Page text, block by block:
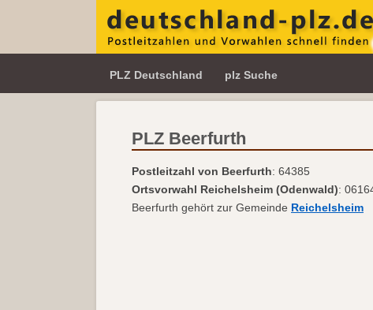
PLZ Deutschland plz Suche
PLZ Beerfurth
Postleitzahl von Beerfurth: 64385
Ortsvorwahl Reichelsheim (Odenwald):
Beerfurth gehört zur Gemeinde Reichelsheim